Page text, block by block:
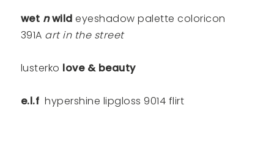
wet nwild eyeshadow palette coloricon
391A art in the street
lusterko love & beauty
e.l.f hypershine lipgloss 9014 flirt